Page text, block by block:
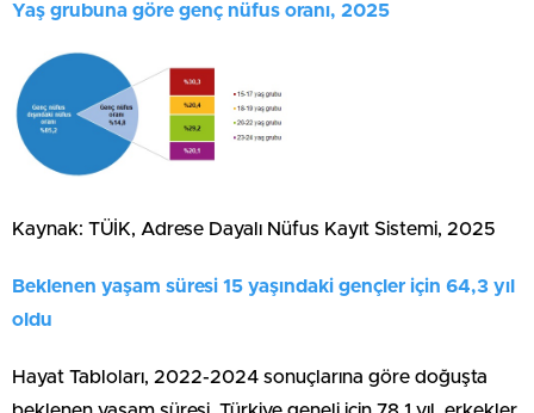
Yaş grubuna göre genç nüfus oranı, 2025
Kaynak: TÜİK, Adrese Dayalı Nüfus Kayıt Sistemi, 2025
Beklenen yaşam süresi 15 yaşındaki gençler için 64,3 yıl
oldu
Hayat Tabloları, 2022-2024 sonuçlarına göre doğuşta